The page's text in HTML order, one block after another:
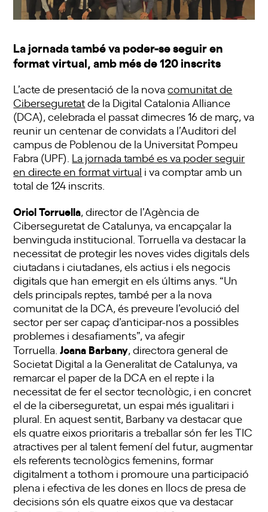
La jornada també va poder-se seguir en
format virtual, amb més de 120 inscrits
L’acte de presentació de la novacomunitat de
Ciberseguretatde la Digital Catalonia Alliance
(DCA), celebrada el passat dimecres 16 de març, va
reunir un centenar de convidats a l’Auditori del
campus de Poblenou de la Universitat Pompeu
Fabra (UPF). La jornada també es va poder seguir
en directe en format virtual i va comptar amb un
total de 124 inscrits.
Oriol Torruella , director de l’Agència de
Ciberseguretat de Catalunya, va encapçalar la
benvinguda institucional. Torruella va destacar la
necessitat de protegir les noves vides digitals dels
ciutadans i ciutadanes, els actius i els negocis
digitals que han emergit en els últims anys. “Un
dels principals reptes, també per a la nova
comunitat de la DCA, és preveure l’evolució del
sector per ser capaç d’anticipar-nos a possibles
problemes i desafiaments”, va afegir
Torruella.Joana Barbany , directora general de
Societat Digital a la Generalitat de Catalunya, va
remarcar el paper de la DCA en el repte i la
necessitat de fer el sector tecnològic, i en concret
el de la ciberseguretat, un espai més igualitari i
plural. En aquest sentit, Barbany va destacar que
els quatre eixos prioritaris a treballar són fer les TIC
atractives per al talent femení del futur, augmentar
els referents tecnològics femenins, formar
digitalment a tothom i promoure una participació
plena i efectiva de les dones en llocs de presa de
decisions són els quatre eixos que va destacar